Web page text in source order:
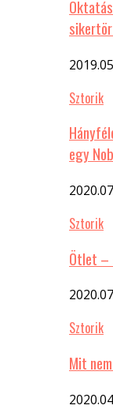
Sztorik
egy
Sztorik
Ötlet –
Sztorik
Mit